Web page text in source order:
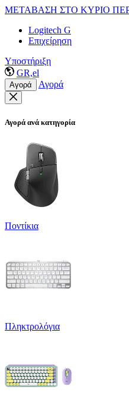
ΜΕΤΑΒΑΣΗ ΣΤΟ ΚΥΡΙΟ
Logitech G
Επιχείρηση
Υποστήριξη
GR,el
Αγορά Αγορά
Αγορά ανά κατηγορία
Ποντίκια
Πληκτρολόγια